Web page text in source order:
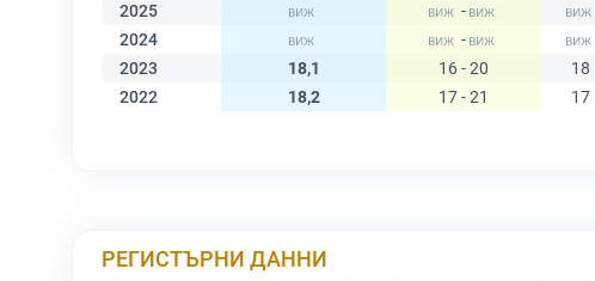
2025
-
2024
-
2023
18,1 16 - 20 18
2022
18,2 17 - 21 17
РЕГИСТЪРНИ ДАННИ